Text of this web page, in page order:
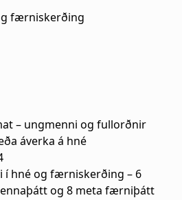
færniskerðing
– ungmenni og fullorðnir
áverka á hné
í hné og færniskerðing – 6
og 8 meta færniþátt